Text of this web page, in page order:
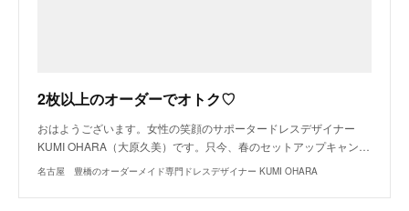
2枚以上のオーダーでオトク♡
おはようございます。女性の笑顔のサポータードレスデザイナー
KUMI OHARA（大原久美）です。只今、春のセットアップキャン…
名古屋 豊橋のオーダーメイド専門ドレスデザイナー KUMI OHARA